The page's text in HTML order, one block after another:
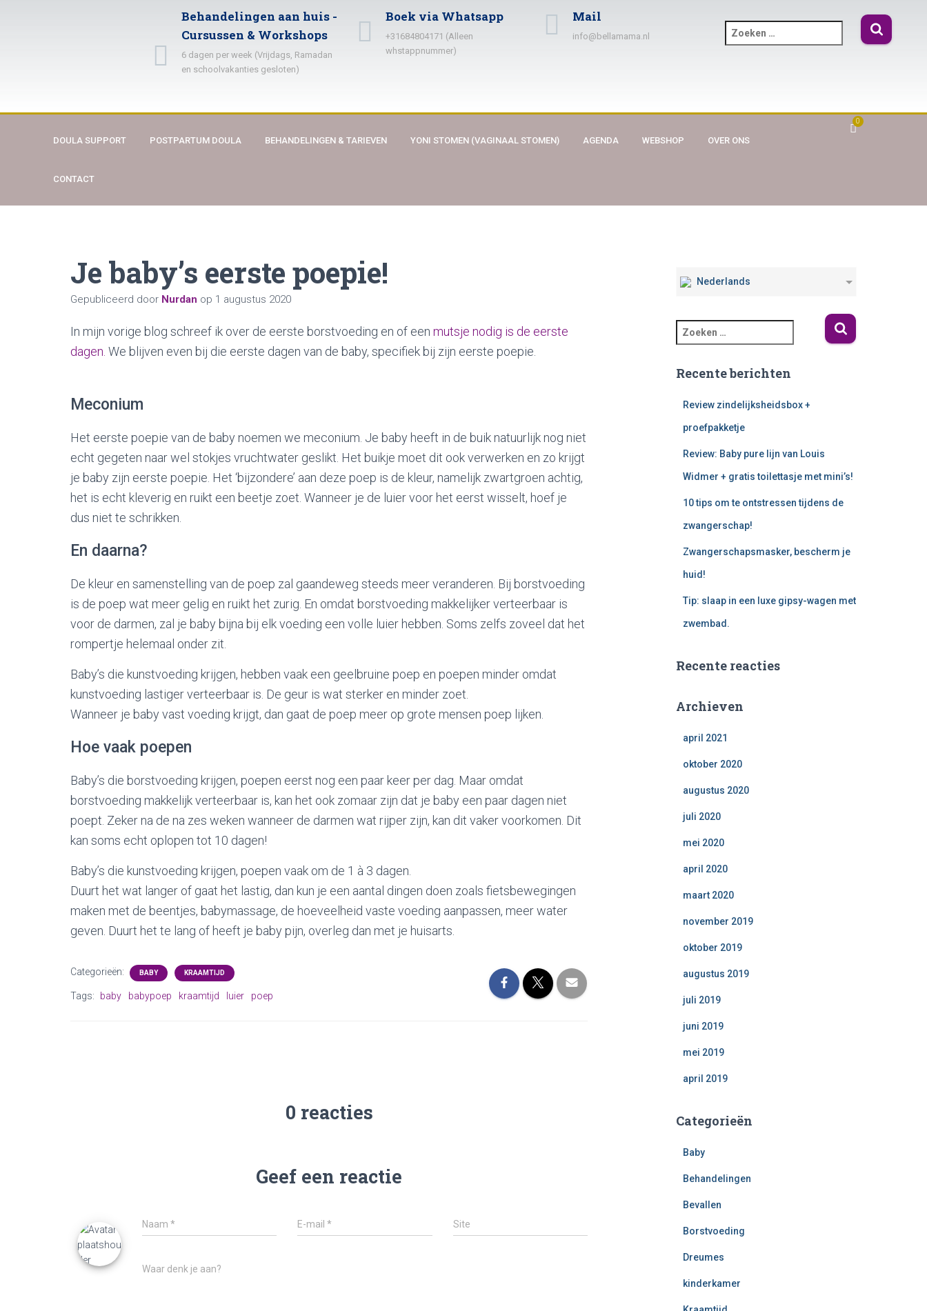
Behandelingen aan huis -
Cursussen & Workshops
6 dagen per week (Vrijdags, Ramadan
en schoolvakanties gesloten)
Boek via Whatsapp
+31684804171 (Alleen
whstappnummer)
Mail
info@bellamama.nl
DOULA SUPPORT POSTPARTUM DOULA BEHANDELINGEN & TARIEVEN YONI STOMEN (VAGINAAL STOMEN) AGENDA WEBSHOP OVER ONS
CONTACT
0
Je baby’s eerste poepie!
Gepubliceerd door Nurdan op 1 augustus 2020
In mijn vorige blog schreef ik over de eerste borstvoeding en of een mutsje nodig is de eerste
dagen. We blijven even bij die eerste dagen van de baby, specifiek bij zijn eerste poepie.
Meconium
Het eerste poepie van de baby noemen we meconium. Je baby heeft in de buik natuurlijk nog niet
echt gegeten naar wel stokjes vruchtwater geslikt. Het buikje moet dit ook verwerken en zo krijgt
je baby zijn eerste poepie. Het ‘bijzondere’ aan deze poep is de kleur, namelijk zwartgroen achtig,
het is echt kleverig en ruikt een beetje zoet. Wanneer je de luier voor het eerst wisselt, hoef je
dus niet te schrikken.
En daarna?
De kleur en samenstelling van de poep zal gaandeweg steeds meer veranderen. Bij borstvoeding
is de poep wat meer gelig en ruikt het zurig. En omdat borstvoeding makkelijker verteerbaar is
voor de darmen, zal je baby bijna bij elk voeding een volle luier hebben. Soms zelfs zoveel dat het
rompertje helemaal onder zit.
Baby’s die kunstvoeding krijgen, hebben vaak een geelbruine poep en poepen minder omdat
kunstvoeding lastiger verteerbaar is. De geur is wat sterker en minder zoet.
Wanneer je baby vast voeding krijgt, dan gaat de poep meer op grote mensen poep lijken.
Hoe vaak poepen
Baby’s die borstvoeding krijgen, poepen eerst nog een paar keer per dag. Maar omdat
borstvoeding makkelijk verteerbaar is, kan het ook zomaar zijn dat je baby een paar dagen niet
poept. Zeker na de na zes weken wanneer de darmen wat rijper zijn, kan dit vaker voorkomen. Dit
kan soms echt oplopen tot 10 dagen!
Baby’s die kunstvoeding krijgen, poepen vaak om de 1 à 3 dagen.
Duurt het wat langer of gaat het lastig, dan kun je een aantal dingen doen zoals fietsbewegingen
maken met de beentjes, babymassage, de hoeveelheid vaste voeding aanpassen, meer water
geven. Duurt het te lang of heeft je baby pijn, overleg dan met je huisarts.
Categorieën: BABY KRAAMTIJD
Tags: baby babypoep kraamtijd luier poep
0 reacties
Geef een reactie
Naam * E-mail* Site
Waar denk je aan?
Nederlands
Recente berichten
Review zindelijksheidsbox +
proefpakketje
Review: Baby pure lijn van Louis
Widmer + gratis toilettasje met mini’s!
10 tips om te ontstressen tijdens de
zwangerschap!
Zwangerschapsmasker, bescherm je
huid!
Tip: slaap in een luxe gipsy-wagen met
zwembad.
Recente reacties
Archieven
april 2021
oktober 2020
augustus 2020
juli 2020
mei 2020
april 2020
maart 2020
november 2019
oktober 2019
augustus 2019
juli 2019
juni 2019
mei 2019
april 2019
Categorieën
Baby
Behandelingen
Bevallen
Borstvoeding
Dreumes
kinderkamer